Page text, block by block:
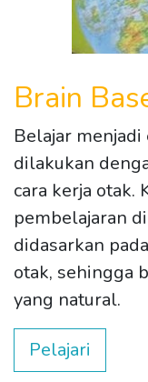
Brain
Belajar
dilakukan
cara kerja otak.
pembelajaran
didasarkan
otak, sehingga
yang natural.
Pelajari